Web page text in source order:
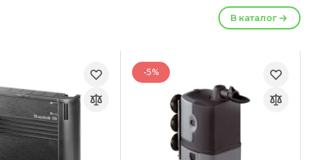
В каталог
-5%